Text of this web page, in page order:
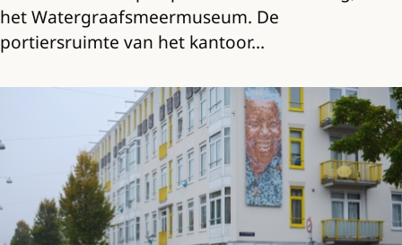
het Watergraafsmeermuseum. De
portiersruimte van het kantoor…